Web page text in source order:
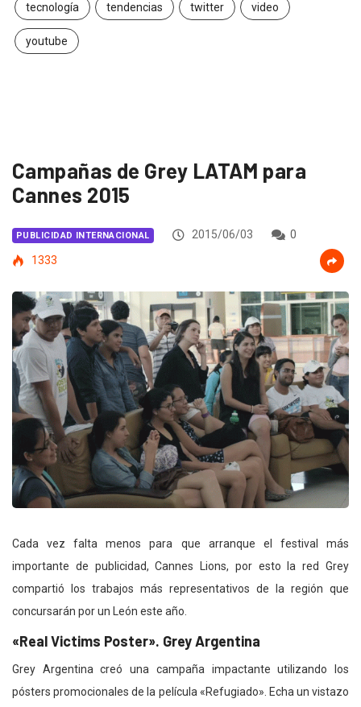
tecnología tendencias twitter video
youtube
Campañas de Grey LATAM para
Cannes 2015
PUBLICIDAD INTERNACIONAL 2015/06/03
0
1333
Cada vez falta menos para que arranque el festival más
importante de publicidad, Cannes Lions, por esto la red Grey
compartió los trabajos más representativos de la región que
concursarán por un León este año.
«Real Victims Poster». Grey Argentina
Grey Argentina creó una campaña impactante utilizando los
pósters promocionales de la película «Refugiado». Echa un vistazo